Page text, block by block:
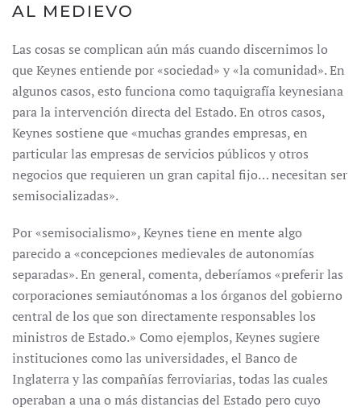
AL MEDIEVO
Las cosas se complican aún más cuando discernimos lo
que Keynes entiende por «sociedad» y «la comunidad». En
algunos casos, esto funciona como taquigrafía keynesiana
para la intervención directa del Estado. En otros casos,
Keynes sostiene que «muchas grandes empresas, en
particular las empresas de servicios públicos y otros
negocios que requieren un gran capital fijo… necesitan ser
semisocializadas».
Por «semisocialismo», Keynes tiene en mente algo
parecido a «concepciones medievales de autonomías
separadas». En general, comenta, deberíamos «preferir las
corporaciones semiautónomas a los órganos del gobierno
central de los que son directamente responsables los
ministros de Estado.» Como ejemplos, Keynes sugiere
instituciones como las universidades, el Banco de
Inglaterra y las compañías ferroviarias, todas las cuales
operaban a una o más distancias del Estado pero cuyo